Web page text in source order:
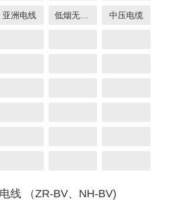
亚洲电线 低烟无卤电缆 中压电缆
线 （ZR-BV、NH-BV)